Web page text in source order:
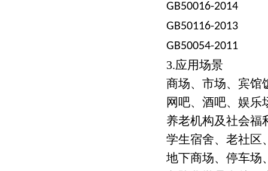
GB50016-2014
GB50116-2013
GB50054-2011
3.应用场景
商场、市场、宾馆
网吧、酒吧、娱乐
养老机构及社会福
学生宿舍、老社区
地下商场、停车场